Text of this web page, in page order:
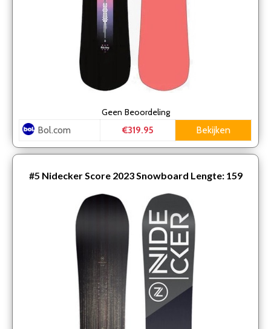
Geen Beoordeling
Bol.com €319.95 Bekijken
#5 Nidecker Score 2023 Snowboard Lengte: 159